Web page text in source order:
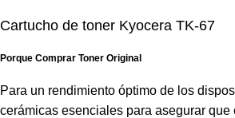
Cartucho de toner Kyocera TK-67
Porque Comprar Toner Original
Para un rendimiento óptimo de los
cerámicas esenciales para asegurar